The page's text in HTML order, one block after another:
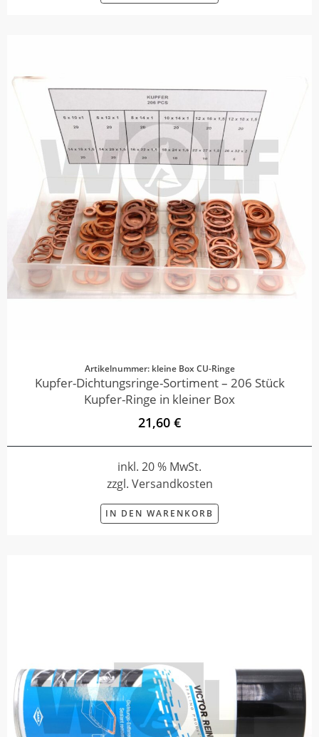
Artikelnummer: kleine Box CU-Ringe
Kupfer-Dichtungsringe-Sortiment – 206 Stück
Kupfer-Ringe in kleiner Box
21,60 €
inkl. 20 % MwSt.
zzgl. Versandkosten
IN DEN WARENKORB